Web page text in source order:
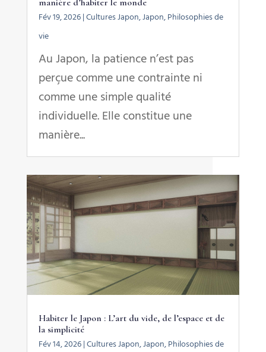
manière d’habiter le monde
Fév 19, 2026|Cultures Japon,Japon,Philosophies de
vie
Au Japon, la patience n’est pas
perçue comme une contrainte ni
comme une simple qualité
individuelle. Elle constitue une
manière...
Habiter le Japon : L’art du vide, de l’espace et de
la simplicité
Fév 14, 2026|Cultures Japon,Japon,Philosophies de